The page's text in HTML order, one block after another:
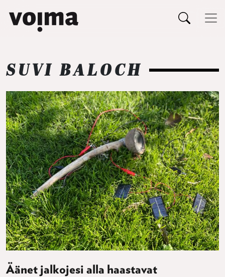
Päävalikko
SUVI BALOCH
Äänet jalkojesi alla haastavat